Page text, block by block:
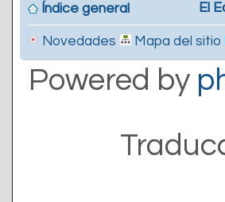
Índice general El
Novedades Mapa del sitio
Powered by